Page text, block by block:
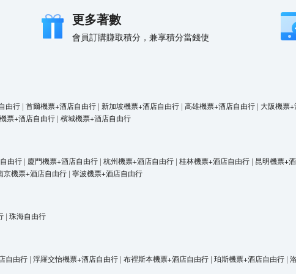
更多著數
會員訂購賺取積分，兼享積分當錢使
由行 | 首爾機票+酒店自由行 | 新加坡機票+酒店自由行 | 高雄機票+酒店自由行 | 大阪機票
票+酒店自由行 | 檳城機票+酒店自由行
由行 | 廈門機票+酒店自由行 | 杭州機票+酒店自由行 | 桂林機票+酒店自由行 | 昆明機票+
京機票+酒店自由行 | 寧波機票+酒店自由行
| 珠海自由行
自由行 | 浮羅交怡機票+酒店自由行 | 布裡斯本機票+酒店自由行 | 珀斯機票+酒店自由行 |